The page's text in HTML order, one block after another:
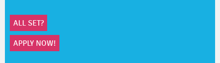
ALL SET?
APPLY NOW!